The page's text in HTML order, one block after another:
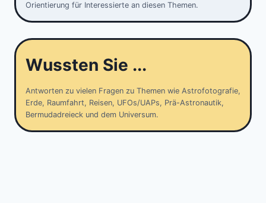
Orientierung für Interessierte an diesen Themen.
Wussten Sie ...
Antworten zu vielen Fragen zu Themen wie Astrofotografie,
Erde, Raumfahrt, Reisen, UFOs/UAPs, Prä-Astronautik,
Bermudadreieck und dem Universum.